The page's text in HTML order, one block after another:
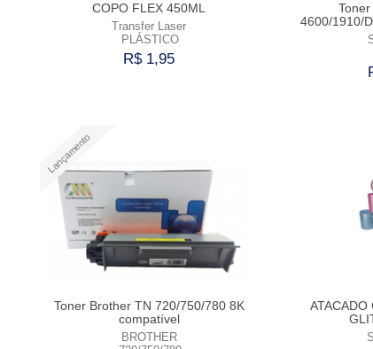
COPO FLEX 450ML
Transfer Laser
PLÁSTICO
R$ 1,95
4600/1910/
Lançamento
Toner Brother TN 720/750/780 8K
compatível
BROTHER
ATACADO